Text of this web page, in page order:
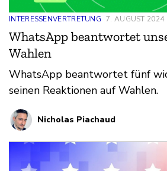
INTERESSENVERTRETUNG 7. AUGUST 2024
WhatsApp beantwortet
Wahlen
WhatsApp beantwortet fünf
seinen Reaktionen auf Wahlen.
Nicholas Piachaud